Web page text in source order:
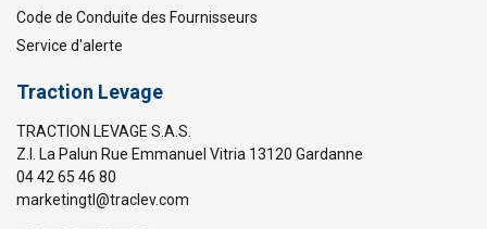
Code de Conduite des Fournisseurs
Service d'alerte
Traction Levage
TRACTION LEVAGE S.A.S.
Z.I. La Palun Rue Emmanuel Vitria 13120 Gardanne
04 42 65 46 80
marketingtl@traclev.com